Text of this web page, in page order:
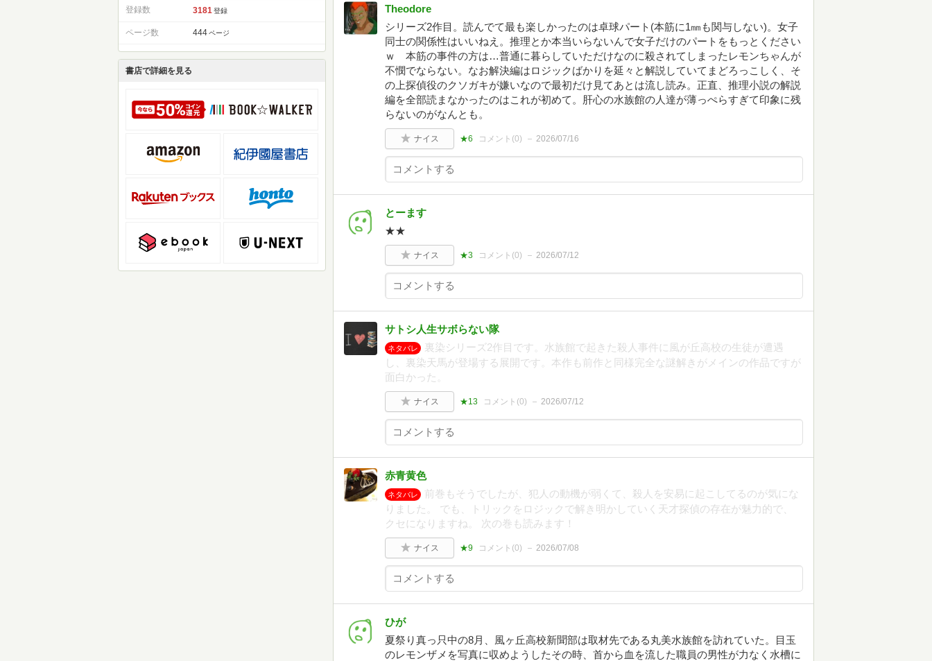
登録数 3181 登録
ページ数 444 ページ
書店で詳細を見る
Theodore
シリーズ2作目。読んでて最も楽しかったのは卓球パート(本筋に1㎜も関与しない)。女子
同士の関係性はいいねえ。推理とか本当いらないんで女子だけのパートをもっとください
ｗ 本筋の事件の方は…普通に暮らしていただけなのに殺されてしまったレモンちゃんが
不憫でならない。なお解決編はロジックばかりを延々と解説していてまどろっこしく、そ
の上探偵役のクソガキが嫌いなので最初だけ見てあとは流し読み。正直、推理小説の解説
編を全部読まなかったのはこれが初めて。肝心の水族館の人達が薄っぺらすぎて印象に残
らないのがなんとも。
ナイス ★6 コメント(0) 2026/07/16
とーます
★★
ナイス ★3 コメント(0) 2026/07/12
サトシ人生サボらない隊
ネタバレ
裏染シリーズ2作目です。水族館で起きた殺人事件に風が丘高校の生徒が遭遇
し、裏染天馬が登場する展開です。本作も前作と同様完全な謎解きがメインの作品ですが
面白かった。
ナイス ★13 コメント(0) 2026/07/12
赤青黄色
ネタバレ
前巻もそうでしたが、犯人の動機が弱くて、殺人を安易に起こしてるのが気にな
りました。 でも、トリックをロジックで解き明かしていく天才探偵の存在が魅力的で、
クセになりますね。 次の巻も読みます！
ナイス ★9 コメント(0) 2026/07/08
ひが
⁡夏祭り真っ只中の8月、風ヶ丘高校新聞部は取材先である丸美水族館を訪れていた。目玉
のレモンザメを写真に収めようした⁡その時、首から血を流した職員の男性が力なく水槽に